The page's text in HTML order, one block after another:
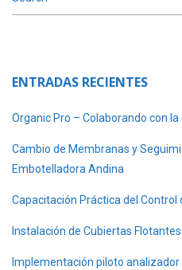
ENTRADAS RECIENTES
Organic Pro – Colaborando con
Cambio de Membranas y
Embotelladora Andina
Capacitación Práctica del Control
Instalación de Cubiertas
Implementación piloto